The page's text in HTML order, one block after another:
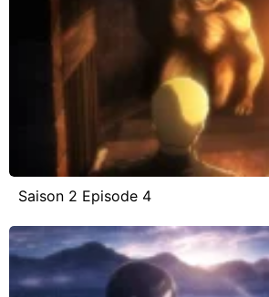
Saison 2 Episode 4